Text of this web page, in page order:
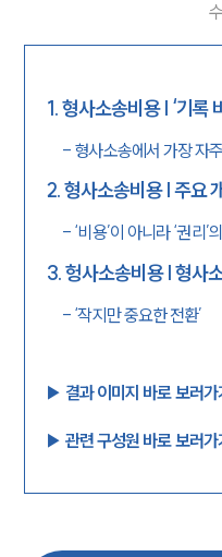
1.형사소송비용 | ‘기록
- 형사소송에서 가장 자
2.형사소송비용 | 주요
- ‘비용’이 아니라 ‘권리’
3.헝사소송비용 | 형사
- ‘작지만 중요한 전환’
▶︎ 결과 이미지 바로 보러가
▶︎ 관련 구성원 바로 보러가